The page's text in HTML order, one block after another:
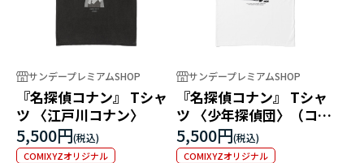
サンデープレミアムSHOP
『名探偵コナン』 Tシャ
ツ 〈江戸川コナン〉
5,500円
COMIXYZオリジナル
サンデープレミアムSHOP
『名探偵コナン』 Tシャ
ツ 〈少年探偵団〉（コミ
ックス12巻 FILE.1「博士
の宝箱」）
5,500円
COMIXYZオリジナル